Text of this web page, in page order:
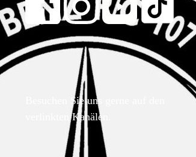
Besuchen Sie uns gerne auf den
verlinkten Kanälen.